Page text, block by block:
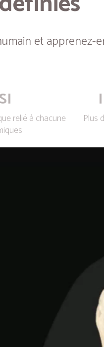
et apprenez-
relié à chacune
Plus